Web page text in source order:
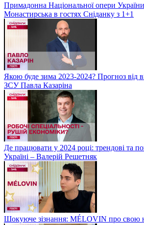
Примадонна Національної опери
Монастирська в гостях Сніданку з 1+1
Якою буде зима 2023-2024? Прогноз від
ЗСУ Павла Казаріна
Де працювати у 2024 році: трендові та
Україні – Валерій Решетняк
Шокуюче зізнання: MÉLOVIN про свою